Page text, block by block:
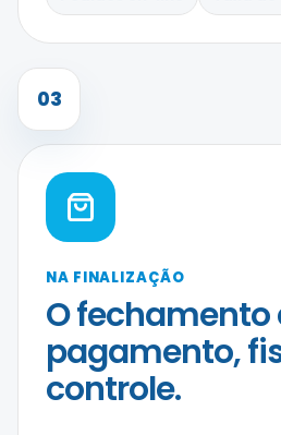
03
NA FINALIZAÇÃO
O
pagamento,
controle.